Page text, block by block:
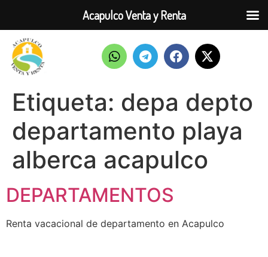
Etiqueta: depa depto
departamento playa
alberca acapulco
DEPARTAMENTOS
Renta vacacional de departamento en Acapulco
Acapulco Venta y Renta